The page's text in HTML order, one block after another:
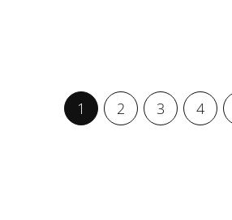
1 2 3 4